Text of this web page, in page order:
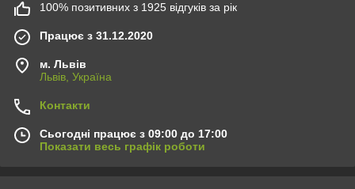
100% позитивних з 1925 відгуків за рік
Працює з 31.12.2020
м. Львів
Львів, Україна
Контакти
Сьогодні працює з 09:00 до 17:00
Показати весь графік роботи